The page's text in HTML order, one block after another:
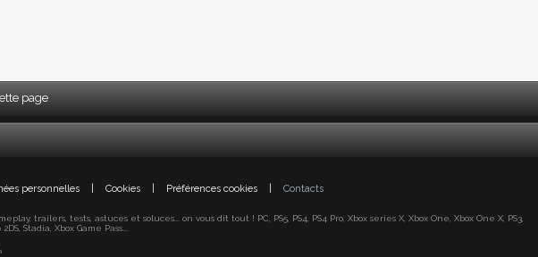
page
personnelles Cookies Préférences cookies Contacts
tests, astuces et soluces... on vous dit tout ! PC, PS5, PS4, PS4 Pro, Xbox series X, Xbox One, Xbox One X, PS3,
Stadia, Xbox Game Pass...